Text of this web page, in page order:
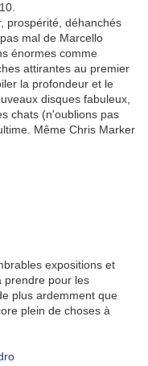
prospérité, déhanchés
mal de Marcello
énormes comme
attirantes au premier
la profondeur et le
disques fabuleux,
chats (n'oublions pas
Même Chris Marker
expositions et
prendre pour les
plus ardemment que
plein de choses à